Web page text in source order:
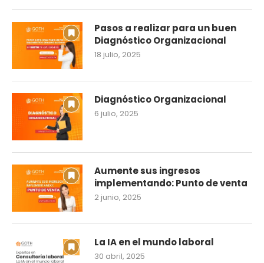
Pasos a realizar para un buen
Diagnóstico Organizacional
18 julio, 2025
Diagnóstico Organizacional
6 julio, 2025
Aumente sus ingresos
implementando: Punto de venta
2 junio, 2025
La IA en el mundo laboral
30 abril, 2025